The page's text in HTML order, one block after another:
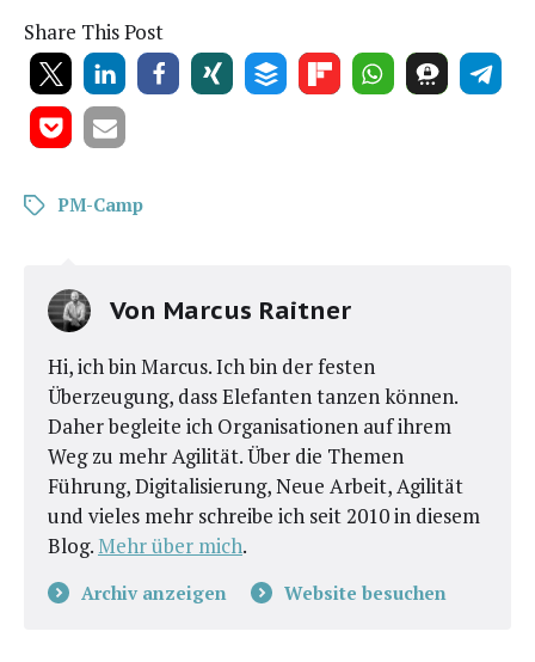
Share This Post
PM-Camp
Von Marcus Raitner
Hi, ich bin Marcus. Ich bin der festen
Überzeugung, dass Elefanten tanzen können.
Daher begleite ich Organisationen auf ihrem
Weg zu mehr Agilität. Über die Themen
Führung, Digitalisierung, Neue Arbeit, Agilität
und vieles mehr schreibe ich seit 2010 in diesem
Blog.Mehr über mich.
Archiv anzeigen Website besuchen